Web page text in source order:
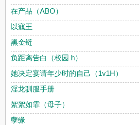
在产品（ABO）
以寇王
黑金链
负距离告白（校园 h）
她决定宴请年少时的自己（1v1H）
淫龙驯服手册
絮絮如霏（母子）
孽缘